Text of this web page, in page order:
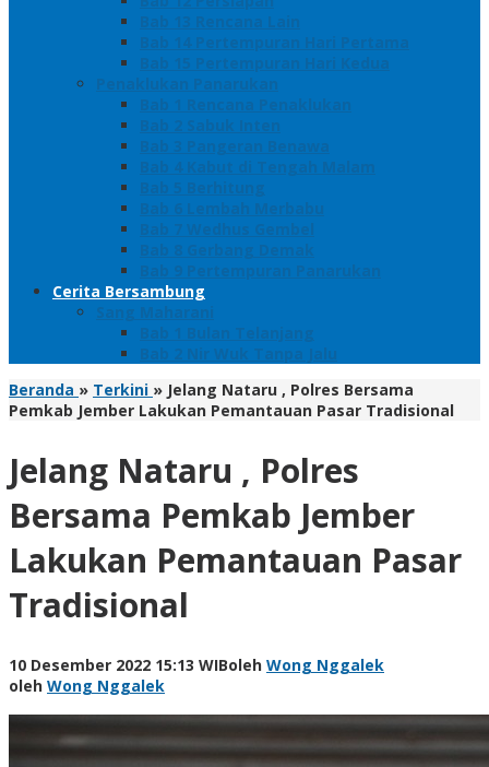
Bab 13 Rencana Lain
Bab 14 Pertempuran Hari Pertama
Bab 15 Pertempuran Hari Kedua
Penaklukan Panarukan
Bab 1 Rencana Penaklukan
Bab 2 Sabuk Inten
Bab 3 Pangeran Benawa
Bab 4 Kabut di Tengah Malam
Bab 5 Berhitung
Bab 6 Lembah Merbabu
Bab 7 Wedhus Gembel
Bab 8 Gerbang Demak
Bab 9 Pertempuran Panarukan
Cerita Bersambung
Sang Maharani
Bab 1 Bulan Telanjang
Bab 2 Nir Wuk Tanpa Jalu
Beranda » Terkini » Jelang Nataru , Polres Bersama
Pemkab Jember Lakukan Pemantauan Pasar Tradisional
Jelang Nataru , Polres
Bersama Pemkab Jember
Lakukan Pemantauan Pasar
Tradisional
10 Desember 2022 15:13 WIBoleh Wong Nggalek
oleh Wong Nggalek